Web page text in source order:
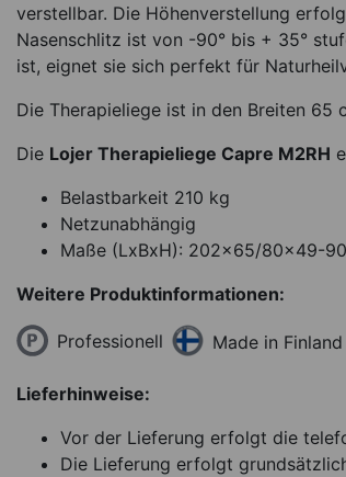
verstellbar. Die Höhenverstellung
Nasenschlitz ist von -90° bis + 35°
ist, eignet sie sich perfekt für
Die Therapieliege ist in den Breiten 65
Die Lojer Therapieliege Capre M2RH
Belastbarkeit 210 kg
Netzunabhängig
Maße (LxBxH): 202x65/80x49-
Weitere Produktinformationen:
Professionell Made in Finland
Lieferhinweise:
Vor der Lieferung erfolgt die
Die Lieferung erfolgt